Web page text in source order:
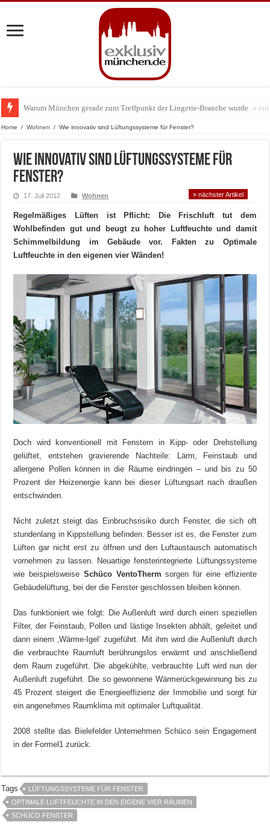
Warum München gerade zum Treffpunkt der Lingerie-Branche wurde
BMW Art Cars in München: Warum die rollenden Kunstwerke bis heute
Home / Wohnen / Wie innovativ sind Lüftungssysteme für Fenster?
Wie innovativ sind Lüftungssysteme für
Fenster?
17. Juli 2012 Wohnen » nächster Artikel
Regelmäßiges Lüften ist Pflicht: Die Frischluft tut dem
Wohlbefinden gut und beugt zu hoher Luftfeuchte und damit
Schimmelbildung im Gebäude vor. Fakten zu Optimale
Luftfeuchte in den eigenen vier Wänden!
Doch wird konventionell mit Fenstern in Kipp- oder Drehstellung
gelüftet, entstehen gravierende Nachteile: Lärm, Feinstaub und
allergene Pollen können in die Räume eindringen – und bis zu 50
Prozent der Heizenergie kann bei dieser Lüftungsart nach draußen
entschwinden.
Nicht zuletzt steigt das Einbruchsrisiko durch Fenster, die sich oft
stundenlang in Kippstellung befinden. Besser ist es, die Fenster zum
Lüften gar nicht erst zu öffnen und den Luftaustausch automatisch
vornehmen zu lassen. Neuartige fensterintegrierte Lüftungssysteme
wie beispielsweise Schüco VentoTherm sorgen für eine effiziente
Gebäudelüftung, bei der die Fenster geschlossen bleiben können.
Das funktioniert wie folgt: Die Außenluft wird durch einen speziellen
Filter, der Feinstaub, Pollen und lästige Insekten abhält, geleitet und
dann einem ‚Wärme-Igel‘ zugeführt. Mit ihm wird die Außenluft durch
die verbrauchte Raumluft berührungslos erwärmt und anschließend
dem Raum zugeführt. Die abgekühlte, verbrauchte Luft wird nun der
Außenluft zugeführt. Die so gewonnene Wärmerückgewinnung bis zu
45 Prozent steigert die Energieeffizienz der Immobilie und sorgt für
ein angenehmes Raumklima mit optimaler Luftqualität.
2008 stellte das Bielefelder Unternehmen Schüco sein Engagement
in der Formel1 zurück.
Tags
LÜFTUNGSSYSTEME FÜR FENSTER
OPTIMALE LUFTFEUCHTE IN DEN EIGENE VIER RÄUMEN
SCHÜCO FENSTER